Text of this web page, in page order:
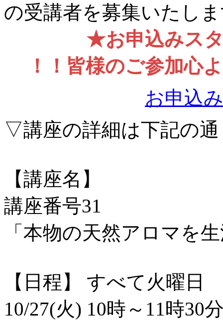
の受講者を募集いたし
★お申込みス
！！皆様のご参加心
お申込
▽講座の詳細は下記の
【講座名】
講座番号31
「本物の天然アロマを
【日程】 すべて火曜日
10/27(火) 10時～11時30